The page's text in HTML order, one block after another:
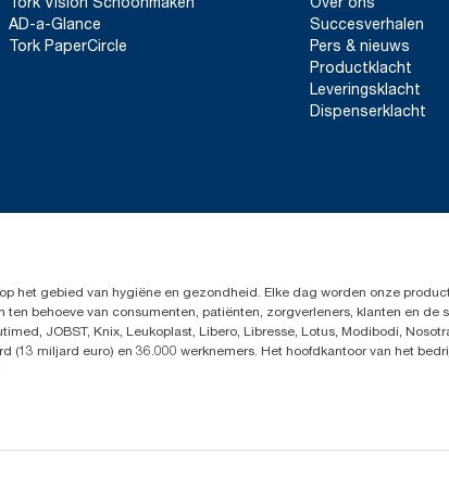
AD-a-Glance
Tork PaperCircle
Succesverhalen
Pers & nieuws
Productklacht
Leveringsklacht
Dispenserklacht
het gebied van hygiëne en gezondheid. Elke dag worden onze
behoeve van consumenten, patiënten, zorgverleners, klanten en
JOBST, Knix, Leukoplast, Libero, Libresse, Lotus, Modibodi,
(13 miljard euro) en 36.000 werknemers. Het hoofdkantoor van het